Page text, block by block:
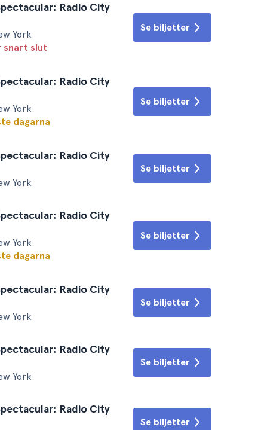
Radio City
York
snart slut
Se biljetter
Radio City
York
dagarna
Se biljetter
Radio City
York
Se biljetter
Radio City
York
dagarna
Se biljetter
Radio City
York
Se biljetter
Radio City
York
Se biljetter
Radio City
Se biljetter